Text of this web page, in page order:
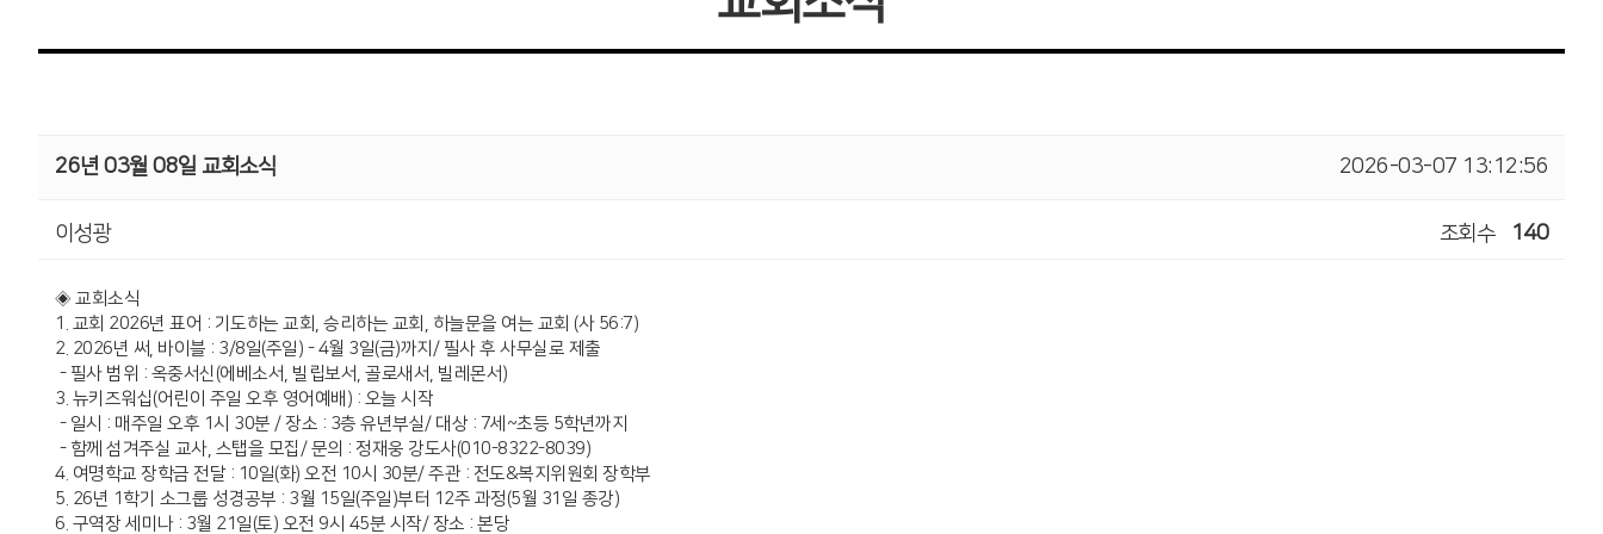
26년 03월 08일 교회소식 2026-03-07 13:12:56
이성광 조회수 140
◈ 교회소식
1. 교회 2026년 표어 : 기도하는 교회, 승리하는 교회, 하늘문을 여는 교회 (사 56:7)
2. 2026년 써, 바이블 : 3/8일(주일) - 4월 3일(금)까지/ 필사 후 사무실로 제출
- 필사 범위 : 옥중서신(에베소서, 빌립보서, 골로새서, 빌레몬서)
3. 뉴키즈워십(어린이 주일 오후 영어예배) : 오늘 시작
- 일시 : 매주일 오후 1시 30분 / 장소 : 3층 유년부실/ 대상 : 7세~초등 5학년까지
- 함께 섬겨주실 교사, 스탭을 모집/ 문의 : 정재웅 강도사(010-8322-8039)
4. 여명학교 장학금 전달 : 10일(화) 오전 10시 30분/ 주관 : 전도&복지위원회 장학부
5. 26년 1학기 소그룹 성경공부 : 3월 15일(주일)부터 12주 과정(5월 31일 종강)
6. 구역장 세미나 : 3월 21일(토) 오전 9시 45분 시작/ 장소 : 본당